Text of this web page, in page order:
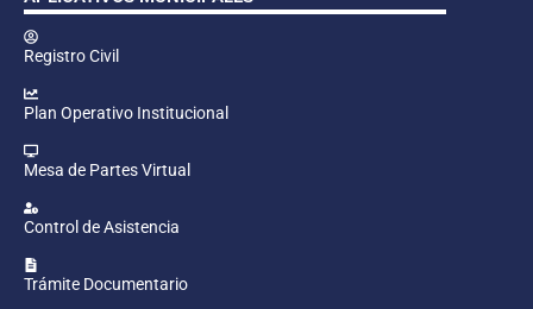
Registro Civil
Plan Operativo Institucional
Mesa de Partes Virtual
Control de Asistencia
Trámite Documentario